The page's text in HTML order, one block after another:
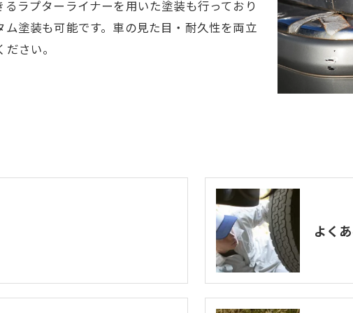
ラプターライナーを用いた塗装も行っており
塗装も可能です。車の見た目・耐久性を両立
さい。
よく